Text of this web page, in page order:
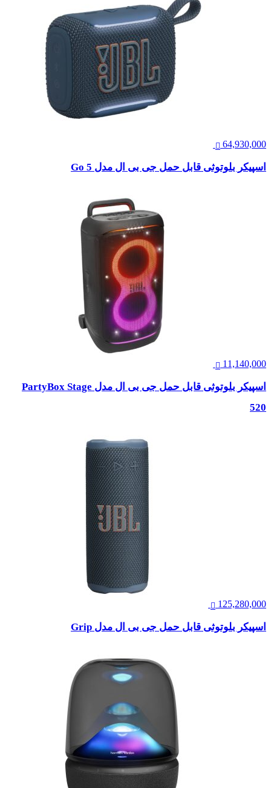
64,930,000
اسپیکر بلوتوثی قابل حمل جی بی ال مدل Go 5
11,140,000
اسپیکر بلوتوثی قابل حمل جی بی ال مدل PartyBox Stage
520
125,280,000
اسپیکر بلوتوثی قابل حمل جی بی ال مدل Grip